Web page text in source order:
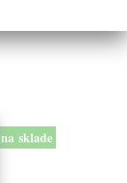
na sklade